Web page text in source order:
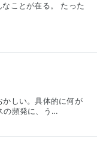
ことが在る。 たった
かしい。具体的に何が
の頻発に、う…